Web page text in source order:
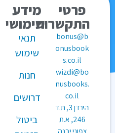
פרטי
התקשרות
bonus@b
onusbook
s.co.il
wizdi@bo
nusbooks.
co.il
הירדן 3, ת.ד
246, א.ת
מידע
שימושי
תנאי
שימוש
חנות
דרושים
ביטול